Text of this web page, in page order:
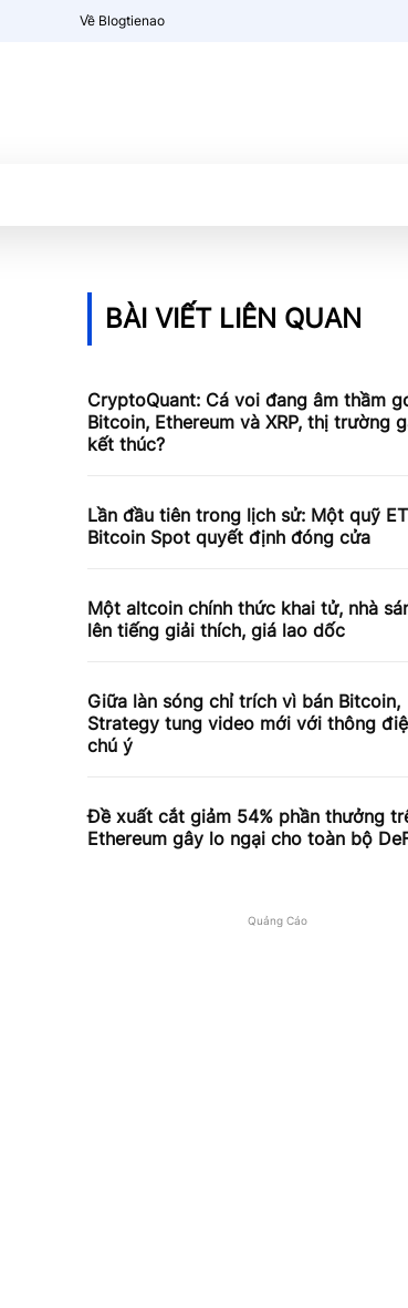
Về Blogtienao
BÀI VIẾT LIÊN QUAN
CryptoQuant: Cá voi đang âm thầm
Bitcoin, Ethereum và XRP, thị trường
kết thúc?
Lần đầu tiên trong lịch sử: Một quỹ
Bitcoin Spot quyết định đóng cửa
Một altcoin chính thức khai tử, nhà
lên tiếng giải thích, giá lao dốc
Giữa làn sóng chỉ trích vì bán Bitcoin,
Strategy tung video mới với thông
chú ý
Đề xuất cắt giảm 54% phần thưởng
Ethereum gây lo ngại cho toàn bộ
Quảng Cáo